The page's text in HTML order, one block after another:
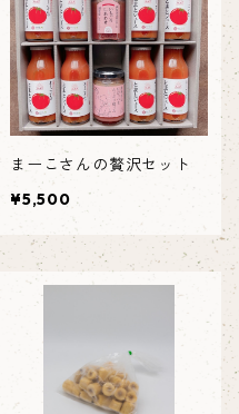
まーこさんの贅沢セット
¥5,500